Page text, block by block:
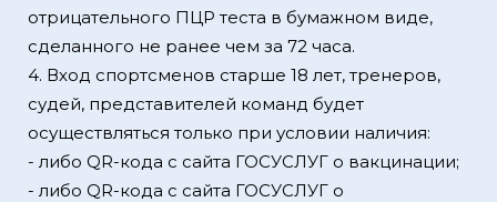
отрицательного ПЦР теста в бумажном виде,
сделанного не ранее чем за 72 часа.
4. Вход спортсменов старше 18 лет, тренеров,
судей, представителей команд будет
осуществляться только при условии наличия:
- либо QR-кода с сайта ГОСУСЛУГ о вакцинации;
- либо QR-кода с сайта ГОСУСЛУГ о